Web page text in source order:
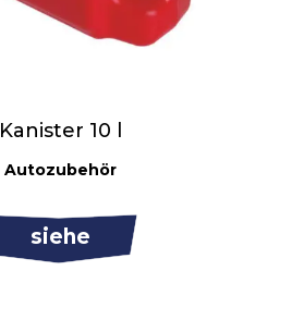
Kanister 10 l
Autozubehör
siehe